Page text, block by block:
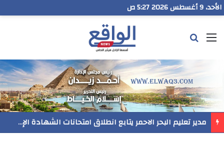
الأحد، 9 أغسطس 2026 5:27 ص
القائمة
مدير تعليم البحر الاحمر يتابع انطلاق امتحانات الشهادة الإعدادية ويؤكد: الانضباط